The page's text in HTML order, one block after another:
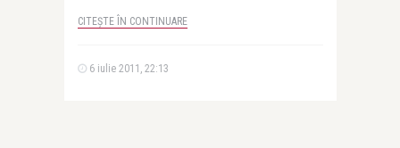
CITEȘTE ÎN CONTINUARE
6 iulie 2011, 22:13